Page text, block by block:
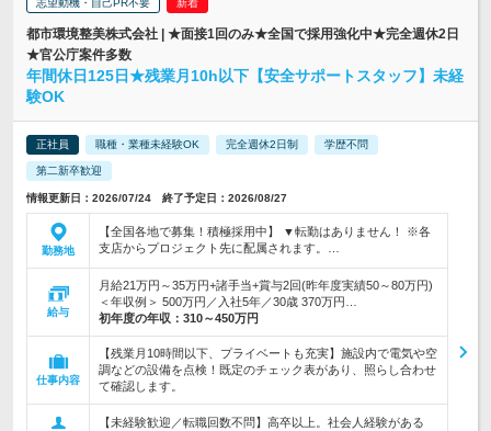
志望動機・自己PR不要
都市環境整美株式会社 | ★面接1回のみ★全国で採用強化中★完全週休2日
★官公庁案件多数
年間休日125日★残業月10h以下【安全サポートスタッフ】未経
験OK
正社員 職種・業種未経験OK 完全週休2日制 学歴不問
第二新卒歓迎
情報更新日：2026/07/24 終了予定日：2026/08/27
勤務地
【全国各地で募集！積極採用中】 ▼転勤はありません！ ※各
支店からプロジェクト先に配属されます。…
給与
月給21万円～35万円+諸手当+賞与2回(昨年度実績50～80万円)
＜年収例＞ 500万円／入社5年／30歳 370万円…
初年度の年収： 310～450万円
仕事内容
【残業月10時間以下、プライベートも充実】施設内で電気や空
調などの設備を点検！既定のチェック表があり、照らし合わせ
て確認します。
【未経験歓迎／転職回数不問】高卒以上。社会人経験がある